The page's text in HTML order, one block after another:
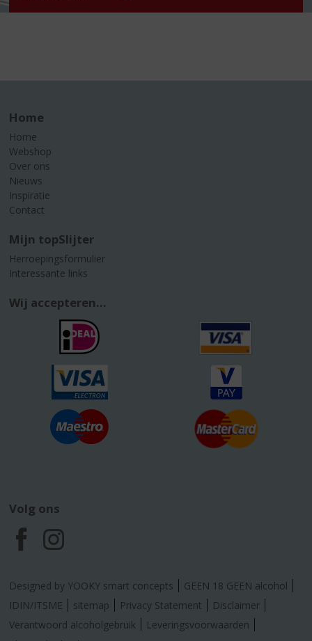
Home
Home
Webshop
Over ons
Nieuws
Inspiratie
Contact
Mijn topSlijter
Herroepingsformulier
Interessante links
Wij accepteren...
Volg ons
F
a
c
I
n
s
Designed by YOOKY smart concepts
GEEN 18 GEEN alcohol
IDIN/ITSME
sitemap Privacy Statement
Disclaimer
Verantwoord alcoholgebruik
Leveringsvoorwaarden